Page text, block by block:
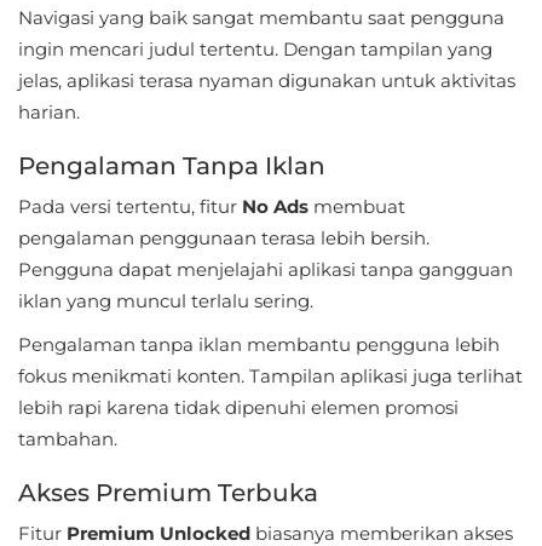
Finance
Food
Drink
Health
&
Fitness
House
Home
Libraries
Navigasi yang baik sangat membantu saat pengguna
ingin mencari judul tertentu. Dengan tampilan yang
jelas, aplikasi terasa nyaman digunakan untuk aktivitas
harian.
Pengalaman Tanpa Iklan
Pada versi tertentu, fitur No Ads membuat
pengalaman penggunaan terasa lebih bersih.
Pengguna dapat menjelajahi aplikasi tanpa gangguan
iklan yang muncul terlalu sering.
Pengalaman tanpa iklan membantu pengguna lebih
fokus menikmati konten. Tampilan aplikasi juga terlihat
lebih rapi karena tidak dipenuhi elemen promosi
tambahan.
Akses Premium Terbuka
Fitur Premium Unlocked biasanya memberikan akses